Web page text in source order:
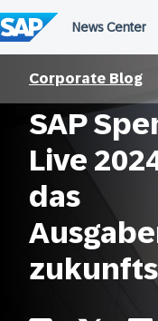
Corporate Blog
SAP
Live
das